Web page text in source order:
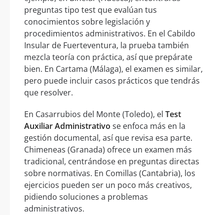
preguntas tipo test que evalúan tus
conocimientos sobre legislación y
procedimientos administrativos. En el Cabildo
Insular de Fuerteventura, la prueba también
mezcla teoría con práctica, así que prepárate
bien. En Cartama (Málaga), el examen es similar,
pero puede incluir casos prácticos que tendrás
que resolver.
En Casarrubios del Monte (Toledo), el Test
Auxiliar Administrativo se enfoca más en la
gestión documental, así que revisa esa parte.
Chimeneas (Granada) ofrece un examen más
tradicional, centrándose en preguntas directas
sobre normativas. En Comillas (Cantabria), los
ejercicios pueden ser un poco más creativos,
pidiendo soluciones a problemas
administrativos.